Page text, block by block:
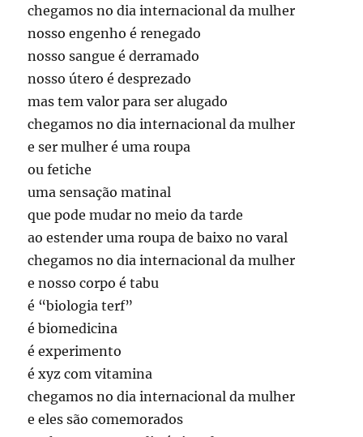
chegamos no dia internacional da mulher
nosso engenho é renegado
nosso sangue é derramado
nosso útero é desprezado
mas tem valor para ser alugado
chegamos no dia internacional da mulher
e ser mulher é uma roupa
ou fetiche
uma sensação matinal
que pode mudar no meio da tarde
ao estender uma roupa de baixo no varal
chegamos no dia internacional da mulher
e nosso corpo é tabu
é “biologia terf”
é biomedicina
é experimento
é xyz com vitamina
chegamos no dia internacional da mulher
e eles são comemorados